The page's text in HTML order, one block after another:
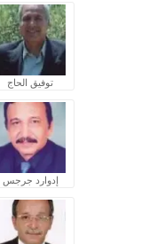
توفيق الحاج
إدوارد جرجس